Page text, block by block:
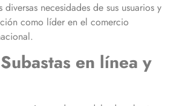
diversas necesidades de sus usuarios y
como líder en el comercio
en línea y